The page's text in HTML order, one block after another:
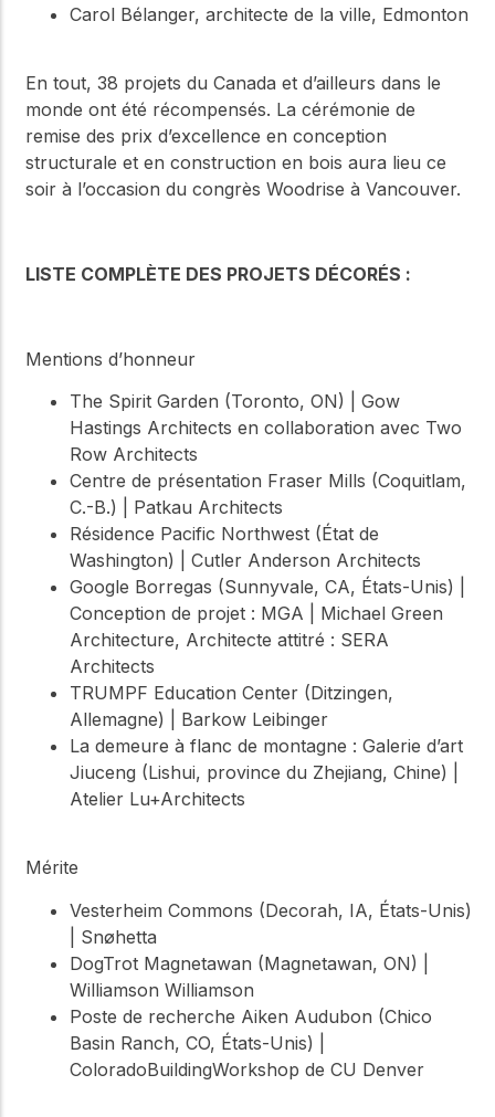
Carol Bélanger, architecte de la ville, Edmonton
En tout, 38 projets du Canada et d’ailleurs dans le
monde ont été récompensés. La cérémonie de
remise des prix d’excellence en conception
structurale et en construction en bois aura lieu ce
soir à l’occasion du congrès Woodrise à Vancouver.
LISTE COMPLÈTE DES PROJETS DÉCORÉS :
Mentions d’honneur
The Spirit Garden (Toronto, ON) | Gow
Hastings Architects en collaboration avec Two
Row Architects
Centre de présentation Fraser Mills (Coquitlam,
C.-B.) | Patkau Architects
Résidence Pacific Northwest (État de
Washington) | Cutler Anderson Architects
Google Borregas (Sunnyvale, CA, États-Unis) |
Conception de projet : MGA | Michael Green
Architecture, Architecte attitré : SERA
Architects
TRUMPF Education Center (Ditzingen,
Allemagne) | Barkow Leibinger
La demeure à flanc de montagne : Galerie d’art
Jiuceng (Lishui, province du Zhejiang, Chine) |
Atelier Lu+Architects
Mérite
Vesterheim Commons (Decorah, IA, États-Unis)
| Snøhetta
DogTrot Magnetawan (Magnetawan, ON) |
Williamson Williamson
Poste de recherche Aiken Audubon (Chico
Basin Ranch, CO, États-Unis) |
ColoradoBuildingWorkshop de CU Denver